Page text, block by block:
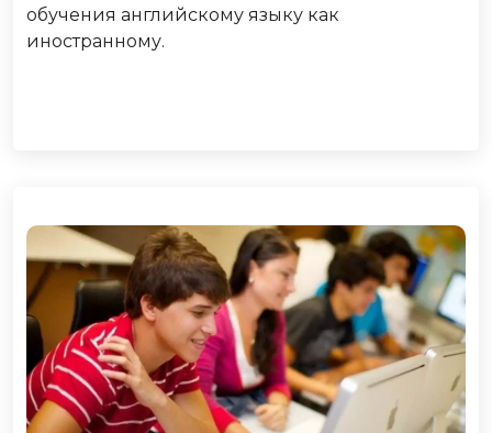
обучения английскому языку как
иностранному.